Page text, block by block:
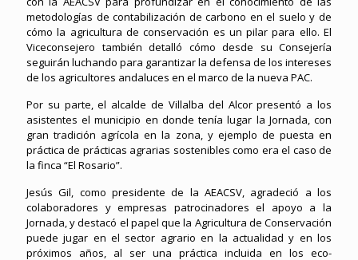
metodologías de contabilización de carbono en el suelo y de
cómo la agricultura de conservación es un pilar para ello. El
Viceconsejero también detalló cómo desde su Consejería
seguirán luchando para garantizar la defensa de los intereses
de los agricultores andaluces en el marco de la nueva PAC.
Por su parte, el alcalde de Villalba del Alcor presentó a los
asistentes el municipio en donde tenía lugar la Jornada, con
gran tradición agrícola en la zona, y ejemplo de puesta en
práctica de prácticas agrarias sostenibles como era el caso de
la finca “El Rosario”.
Jesús Gil, como presidente de la AEACSV, agradeció a los
colaboradores y empresas patrocinadores el apoyo a la
Jornada, y destacó el papel que la Agricultura de Conservación
puede jugar en el sector agrario en la actualidad y en los
próximos años, al ser una práctica incluida en los eco-